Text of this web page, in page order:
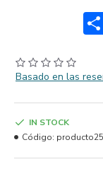
Basado en las
IN STOCK
Código: